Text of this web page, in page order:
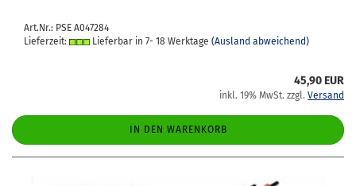
Art.Nr.: PSE A047284
Lieferzeit:
Lieferbar in 7- 18 Werktage (Ausland abweichend)
45,90 EUR
inkl. 19% MwSt. zzgl. Versand
IN DEN WARENKORB